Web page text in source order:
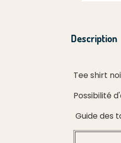
Description
Tee shirt
Possibilité
Guide des